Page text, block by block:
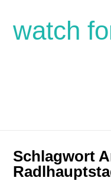
watch
Schlagwort